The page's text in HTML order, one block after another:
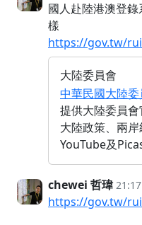
國人赴陸港澳登
樣
https://gov.tw/rui
大陸委員會
中華民國大陸委
提供大陸委員會
大陸政策、兩
YouTube及
chewei 哲瑋
https://gov.tw/rui